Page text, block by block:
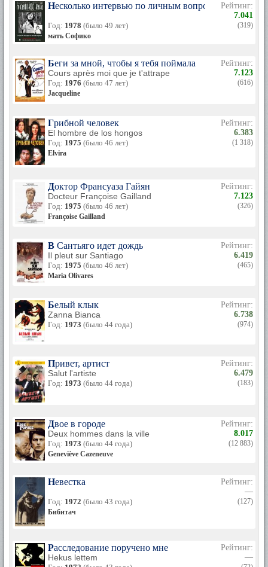
Несколько интервью по личным вопросам
Год: 1978 (было 49 лет)
мать Софико
Рейтинг:
7.041
(319)
Беги за мной, чтобы я тебя поймала
Cours après moi que je t'attrape
Год: 1976 (было 47 лет)
Jacqueline
Рейтинг:
7.123
(616)
Грибной человек
El hombre de los hongos
Год: 1975 (было 46 лет)
Elvira
Рейтинг:
6.383
(1 318)
Доктор Франсуаза Гайян
Docteur Françoise Gailland
Год: 1975 (было 46 лет)
Françoise Gailland
Рейтинг:
7.123
(326)
В Сантьяго идет дождь
Il pleut sur Santiago
Год: 1975 (было 46 лет)
Maria Olivares
Рейтинг:
6.419
(465)
Белый клык
Zanna Bianca
Год: 1973 (было 44 года)
Рейтинг:
6.738
(974)
Привет, артист
Salut l'artiste
Год: 1973 (было 44 года)
Рейтинг:
6.479
(183)
Двое в городе
Deux hommes dans la ville
Год: 1973 (было 44 года)
Geneviève Cazeneuve
Рейтинг:
8.017
(12 883)
Невестка
Год: 1972 (было 43 года)
Бибитач
Рейтинг:
—
(127)
Расследование поручено мне
Hekus lettem
Рейтинг:
—